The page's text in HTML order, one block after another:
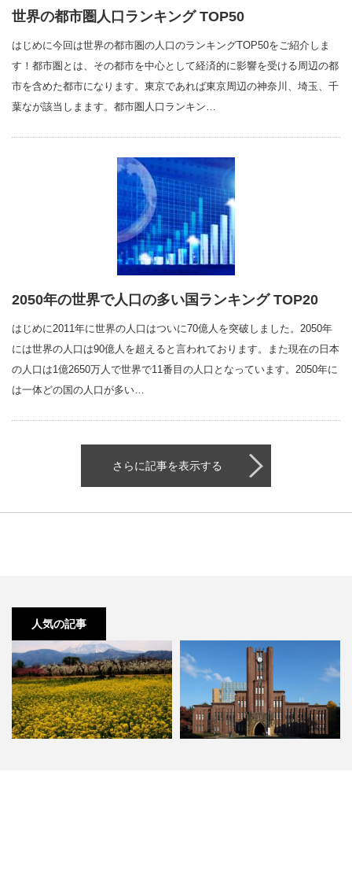
世界の都市圏人口ランキング TOP50
はじめに今回は世界の都市圏の人口のランキングTOP50をご紹介しま
す！都市圏とは、その都市を中心として経済的に影響を受ける周辺の都
市を含めた都市になります。東京であれば東京周辺の神奈川、埼玉、千
葉なが該当しまます。都市圏人口ランキン…
2050年の世界で人口の多い国ランキング TOP20
はじめに2011年に世界の人口はついに70億人を突破しました。2050年
には世界の人口は90億人を超えると言われております。また現在の日本
の人口は1億2650万人で世界で11番目の人口となっています。2050年に
は一体どの国の人口が多い…
さらに記事を表示する
人気の記事